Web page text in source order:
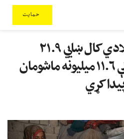
حمایت
یونیسف: راتلونکی میلادي کال ښايي ۲۱.۹
میلیونه، له هغې جملې ۱۱.۶ میلیونه ماشومان
کړي